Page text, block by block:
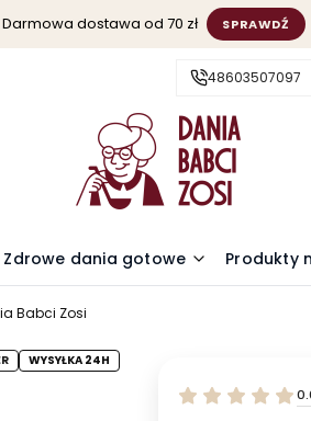
Darmowa dostawa od 70 zł SPRAWDŹ
48603507097
Zdrowe dania gotowe Produkty
Babci Zosi
WYSYŁKA 24H